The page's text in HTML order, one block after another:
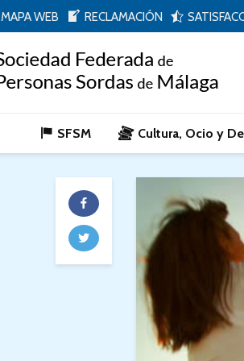
MAPA WEB RECLAMACIÓN
SFSM Cultura, Ocio y